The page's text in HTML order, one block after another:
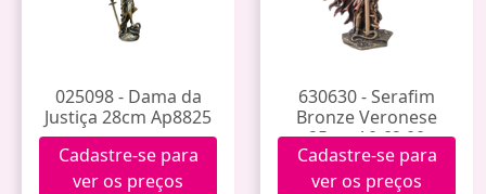
025098 - Dama da
Justiça 28cm Ap8825
Cadastre-se para
ver os preços
630630 - Serafim
Bronze Veronese
25cm A0.62.00
Cadastre-se para
ver os preços